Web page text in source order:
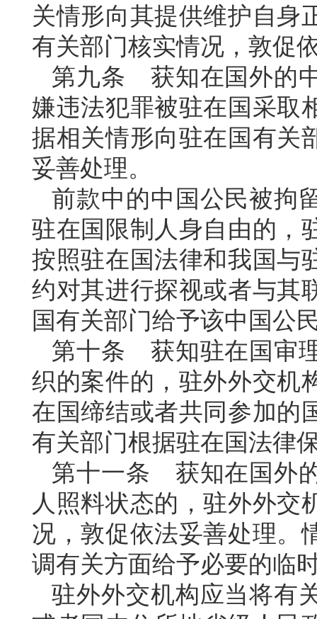
关情形向其提供维护自身
有关部门核实情况，敦促
第九条 获知在国外的
嫌违法犯罪被驻在国采取
据相关情形向驻在国有关
妥善处理。
前款中的中国公民被拘
驻在国限制人身自由的，
按照驻在国法律和我国与
约对其进行探视或者与其
国有关部门给予该中国公
第十条 获知驻在国审
织的案件的，驻外外交机
在国缔结或者共同参加的
有关部门根据驻在国法律
第十一条 获知在国外
人照料状态的，驻外外交
况，敦促依法妥善处理。
调有关方面给予必要的临
驻外外交机构应当将有